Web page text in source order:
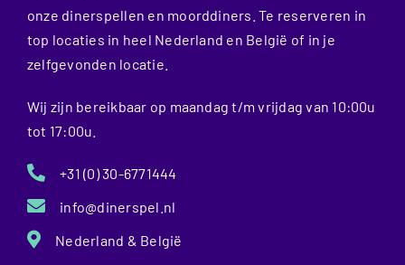
onze dinerspellen en moorddiners. Te reserveren in
top locaties in heel Nederland en België of in je
zelfgevonden locatie.
Wij zijn bereikbaar op maandag t/m vrijdag van 10:00u
tot 17:00u.
+31 (0) 30-6771444
info@dinerspel.nl
Nederland & België